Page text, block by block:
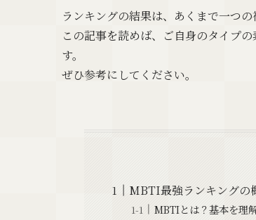
ランキングの結果は、あくまで一つの
この記事を読めば、ご自身のタイプ
す。
ぜひ参考にしてください。
MBTI最強ランキングの
MBTIとは？基本を理